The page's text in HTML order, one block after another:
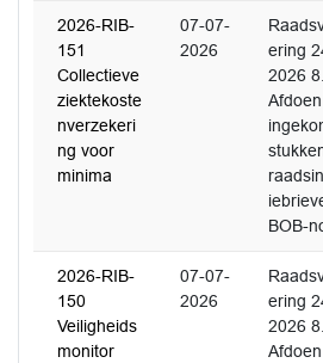
2026-RIB-
151
Collectieve
ziektekoste
nverzekeri
ng voor
minima
07-07-
2026
ering
2026 8.
Afdoen
BOB-
2026-RIB-
150
Veiligheids
monitor
07-07-
2026
ering
2026 8.
Afdoen